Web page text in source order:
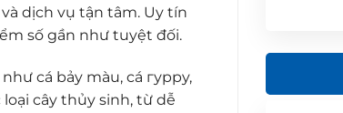
dịch vụ tận tâm. Uy tín
số gần như tuyệt đối.
cá bảy màu, cá гуppy,
cây thủy sinh, từ dễ